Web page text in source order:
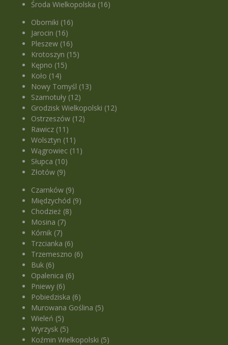
Środa Wielkopolska (16)
Oborniki (16)
Jarocin (16)
Pleszew (16)
Krotoszyn (15)
Kępno (15)
Koło (14)
Nowy Tomyśl (13)
Szamotuły (12)
Grodzisk Wielkopolski (12)
Ostrzeszów (12)
Rawicz (11)
Wolsztyn (11)
Wągrowiec (11)
Słupca (10)
Złotów (9)
Czarnków (9)
Międzychód (9)
Chodzież (8)
Mosina (7)
Kórnik (7)
Trzcianka (6)
Trzemeszno (6)
Buk (6)
Opalenica (6)
Pniewy (6)
Pobiedziska (6)
Murowana Goślina (5)
Wieleń (5)
Wyrzysk (5)
Koźmin Wielkopolski (5)